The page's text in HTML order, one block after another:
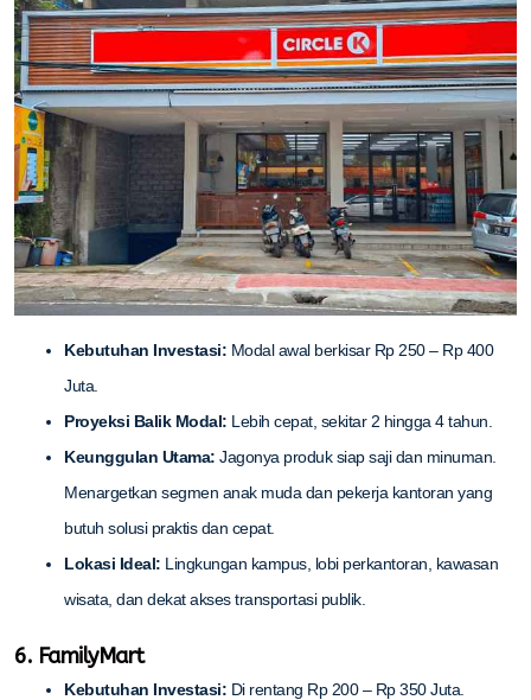
Kebutuhan Investasi: Modal awal berkisar Rp 250 – Rp 400
Juta.
Proyeksi Balik Modal: Lebih cepat, sekitar 2 hingga 4 tahun.
Keunggulan Utama: Jagonya produk siap saji dan minuman.
Menargetkan segmen anak muda dan pekerja kantoran yang
butuh solusi praktis dan cepat.
Lokasi Ideal: Lingkungan kampus, lobi perkantoran, kawasan
wisata, dan dekat akses transportasi publik.
6. FamilyMart
Kebutuhan Investasi: Di rentang Rp 200 – Rp 350 Juta.